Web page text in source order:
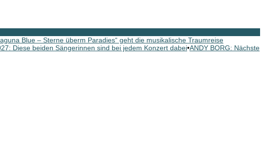
Blue – Sterne überm Paradies“ geht die musikalische Traumreise
Diese beiden Sängerinnen sind bei jedem Konzert dabei•ANDY BORG: Nächste